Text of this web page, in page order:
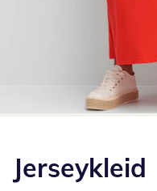
Jerseykleid